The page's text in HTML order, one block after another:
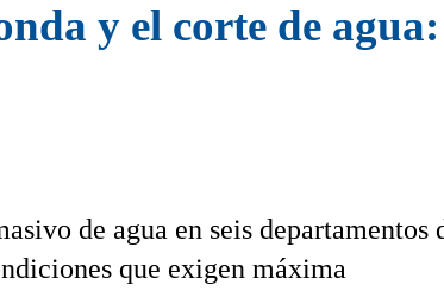
y el corte de
de agua en seis departamentos
que exigen máxima